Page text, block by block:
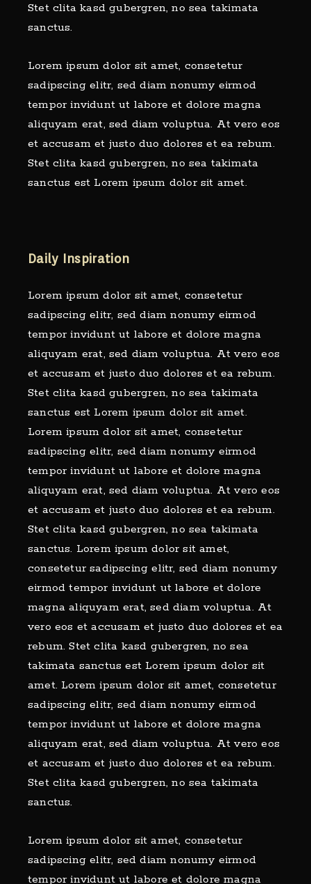
Stet clita kasd gubergren, no sea takimata
sanctus.
Lorem ipsum dolor sit amet, consetetur
sadipscing elitr, sed diam nonumy eirmod
tempor invidunt ut labore et dolore magna
aliquyam erat, sed diam voluptua. At vero eos
et accusam et justo duo dolores et ea rebum.
Stet clita kasd gubergren, no sea takimata
sanctus est Lorem ipsum dolor sit amet.
Daily Inspiration
Lorem ipsum dolor sit amet, consetetur
sadipscing elitr, sed diam nonumy eirmod
tempor invidunt ut labore et dolore magna
aliquyam erat, sed diam voluptua. At vero eos
et accusam et justo duo dolores et ea rebum.
Stet clita kasd gubergren, no sea takimata
sanctus est Lorem ipsum dolor sit amet.
Lorem ipsum dolor sit amet, consetetur
sadipscing elitr, sed diam nonumy eirmod
tempor invidunt ut labore et dolore magna
aliquyam erat, sed diam voluptua. At vero eos
et accusam et justo duo dolores et ea rebum.
Stet clita kasd gubergren, no sea takimata
sanctus. Lorem ipsum dolor sit amet,
consetetur sadipscing elitr, sed diam nonumy
eirmod tempor invidunt ut labore et dolore
magna aliquyam erat, sed diam voluptua. At
vero eos et accusam et justo duo dolores et ea
rebum. Stet clita kasd gubergren, no sea
takimata sanctus est Lorem ipsum dolor sit
amet. Lorem ipsum dolor sit amet, consetetur
sadipscing elitr, sed diam nonumy eirmod
tempor invidunt ut labore et dolore magna
aliquyam erat, sed diam voluptua. At vero eos
et accusam et justo duo dolores et ea rebum.
Stet clita kasd gubergren, no sea takimata
sanctus.
Lorem ipsum dolor sit amet, consetetur
sadipscing elitr, sed diam nonumy eirmod
tempor invidunt ut labore et dolore magna